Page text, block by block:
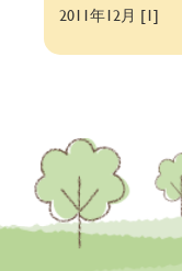
2011年12月 [1]